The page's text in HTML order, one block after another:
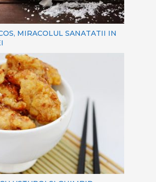
MIRACOLUL SANATATII IN